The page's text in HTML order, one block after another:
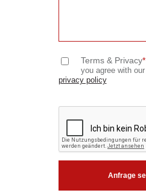
Terms & Privacy*
you agree with our
privacy policy